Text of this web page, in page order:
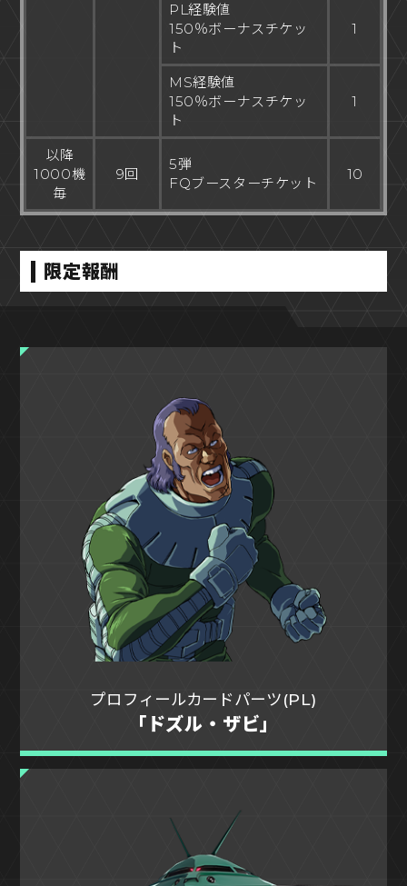
PL経験値
150％ボーナスチケッ
ト
1
MS経験値
150％ボーナスチケッ
ト
1
以降
1000機
毎
9回
5弾
FQブースターチケット
10
限定報酬
プロフィールカードパーツ(PL)
「ドズル・ザビ」